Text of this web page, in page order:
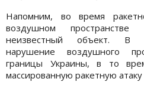
Напомним, во время
воздушном пространстве
неизвестный объект. В
нарушение воздушного
границы Украины, в то
массированную ракетную атаку